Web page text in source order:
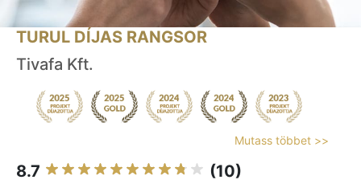
TURUL DÍJAS RANGSOR
Tivafa Kft.
Mutass többet >>
8.7 (10)